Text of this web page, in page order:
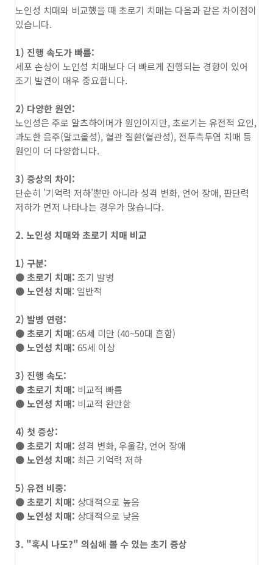
노인성 치매와 비교했을 때 초로기 치매는 다음과 같은 차이점이
있습니다.
1) 진행 속도가 빠름:
세포 손상이 노인성 치매보다 더 빠르게 진행되는 경향이 있어
조기 발견이 매우 중요합니다.
2) 다양한 원인:
노인성은 주로 알츠하이머가 원인이지만, 초로기는 유전적 요인,
과도한 음주(알코올성), 혈관 질환(혈관성), 전두측두엽 치매 등
원인이 더 다양합니다.
3) 증상의 차이:
단순히 '기억력 저하'뿐만 아니라 성격 변화, 언어 장애, 판단력
저하가 먼저 나타나는 경우가 많습니다.
2. 노인성 치매와 초로기 치매 비교
1) 구분:
● 초로기 치매: 조기 발병
● 노인성 치매: 일반적
2) 발병 연령:
● 초로기 치매: 65세 미만 (40~50대 흔함)
● 노인성 치매: 65세 이상
3) 진행 속도:
● 초로기 치매: 비교적 빠름
● 노인성 치매: 비교적 완만함
4) 첫 증상:
● 초로기 치매: 성격 변화, 우울감, 언어 장애
●노인성 치매: 최근 기억력 저하
5) 유전 비중:
● 초로기 치매: 상대적으로 높음
● 노인성 치매: 상대적으로 낮음
3. "혹시 나도?" 의심해 볼 수 있는 초기 증상